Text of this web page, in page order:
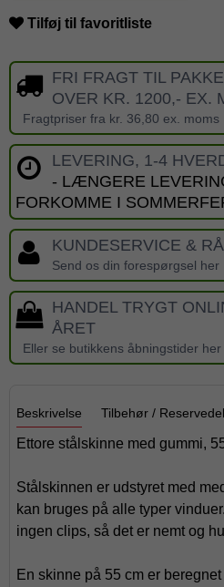
Tilføj til favoritliste
FRI FRAGT TIL
OVER KR. 1200,- EX.
Fragtpriser fra kr. 36,80 ex. moms
LEVERING, 1-4
- LÆNGERE
FORKOMME I
KUNDESERVICE &
Send os din forespørgsel her
HANDEL TRYGT
ÅRET
Eller se butikkens åbningstider her
Beskrivelse Tilbehør /
Ettore stålskinne med gummi,
Stålskinnen er udstyret med
kan bruges på alle typer
ingen clips, så det er nemt og
En skinne på 55 cm er